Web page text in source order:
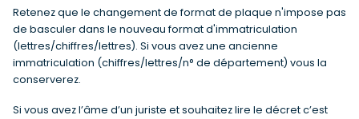
Retenez que le changement de format de plaque n'impose pas
de basculer dans le nouveau format d'immatriculation
(lettres/chiffres/lettres). Si vous avez une ancienne
immatriculation (chiffres/lettres/n° de département) vous la
conserverez.
Si vous avez l’âme d’un juriste et souhaitez lire le décret c’est